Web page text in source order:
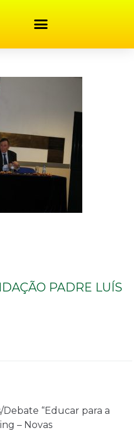
PADRE LUÍS
“Educar para a
– Novas